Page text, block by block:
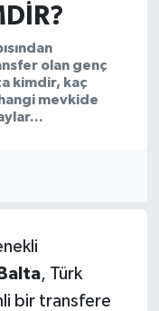
olan genç
kimdir, kaç
mevkide
, Türk
bir transfere